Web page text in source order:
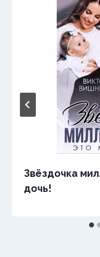
Звёздочка
дочь!